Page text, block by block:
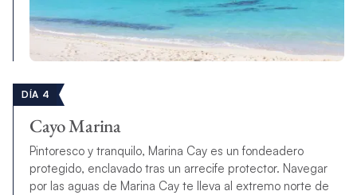
DÍA 4
Cayo Marina
Pintoresco y tranquilo, Marina Cay es un fondeadero
protegido, enclavado tras un arrecife protector. Navegar
por las aguas de Marina Cay te lleva al extremo norte de